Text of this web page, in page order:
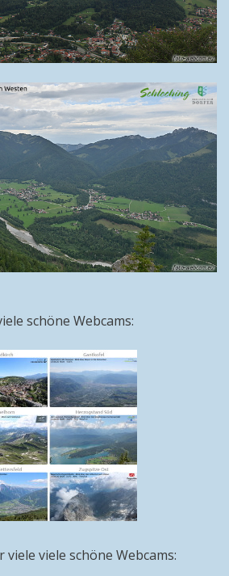
schöne Webcams:
viele viele schöne Webcams: